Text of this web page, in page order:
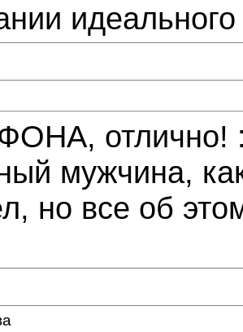
отлично!
мужчина,
но все об